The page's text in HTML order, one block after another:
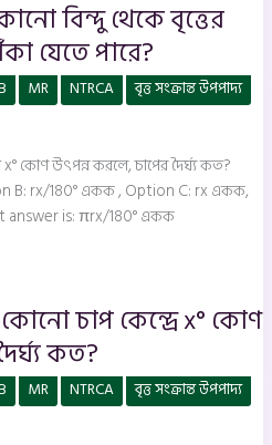
বিন্দু থেকে বৃত্তের
যেতে পারে?
MR NTRCA
বৃত্ত সংক্রান্ত উপপাদ্য
x° কোণ উৎপন্ন করলে, চাপের দৈর্ঘ্য কত?
B: rx/180° একক , Option C: rx একক,
is: πrx/180° একক
কোনো চাপ কেন্দ্রে x° কোণ
কত?
MR NTRCA
বৃত্ত সংক্রান্ত উপপাদ্য